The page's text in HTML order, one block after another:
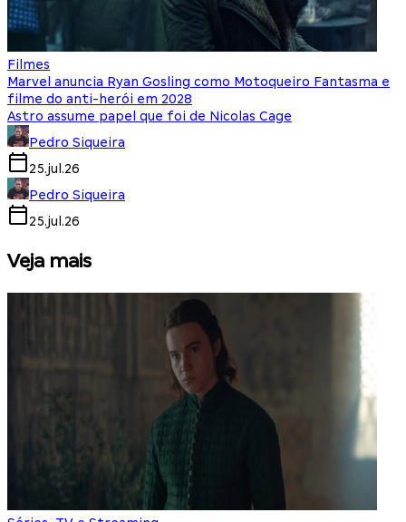
Filmes
Marvel anuncia Ryan Gosling como Motoqueiro Fantasma e
filme do anti-herói em 2028
Astro assume papel que foi de Nicolas Cage
Pedro Siqueira
25.jul.26
Pedro Siqueira
25.jul.26
Veja mais